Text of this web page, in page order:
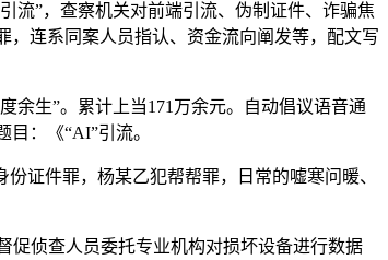
流”，查察机关对前端引流、伪制证件、诈骗焦
连系同案人员指认、资金流向阐发等，配文写
生”。累计上当171万余元。自动倡议语音通
：《“AI”引流。
证件罪，杨某乙犯帮帮罪，日常的嘘寒问暖、
侦查人员委托专业机构对损坏设备进行数据